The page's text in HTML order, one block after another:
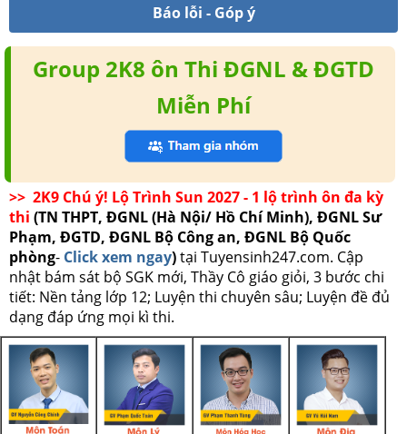
Báo lỗi - Góp ý
Group 2K8 ôn Thi ĐGNL & ĐGTD
Miễn Phí
>> 2K9 Chú ý! Lộ Trình Sun 2027 - 1 lộ trình ôn đa kỳ
thi (TN THPT, ĐGNL (Hà Nội/ Hồ Chí Minh), ĐGNL Sư
Phạm, ĐGTD, ĐGNL Bộ Công an, ĐGNL Bộ Quốc
phòng- Click xem ngay)tại Tuyensinh247.com. Cập
nhật bám sát bộ SGK mới, Thầy Cô giáo giỏi, 3 bước chi
tiết: Nền tảng lớp 12; Luyện thi chuyên sâu; Luyện đề đủ
dạng đáp ứng mọi kì thi.